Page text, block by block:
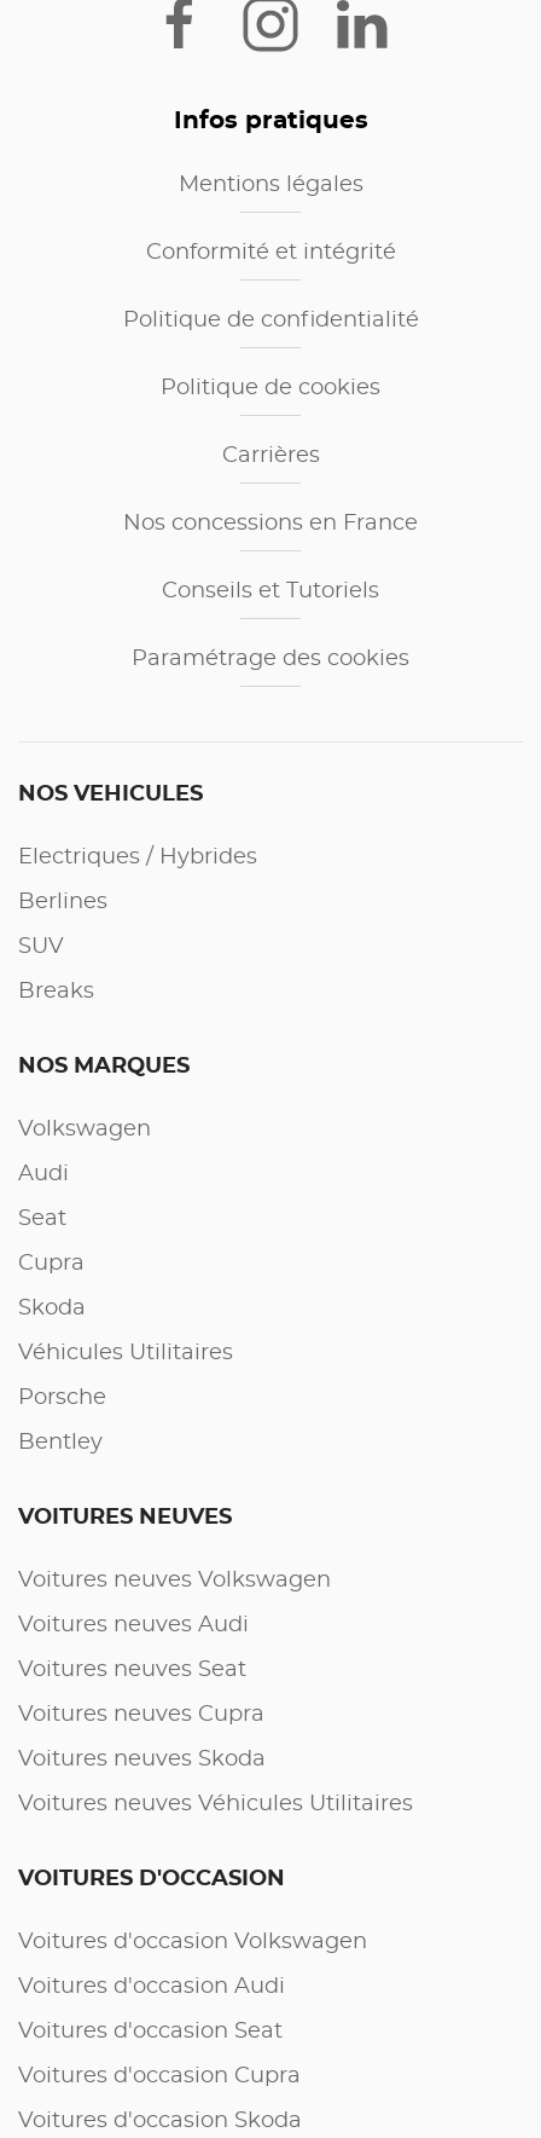
Infos pratiques
Mentions légales
Conformité et intégrité
Politique de confidentialité
Politique de cookies
Carrières
Nos concessions en France
Conseils et Tutoriels
Paramétrage des cookies
NOS VEHICULES
Electriques / Hybrides
Berlines
SUV
Breaks
NOS MARQUES
Volkswagen
Audi
Seat
Cupra
Skoda
Véhicules Utilitaires
Porsche
Bentley
VOITURES NEUVES
Voitures neuves Volkswagen
Voitures neuves Audi
Voitures neuves Seat
Voitures neuves Cupra
Voitures neuves Skoda
Voitures neuves Véhicules Utilitaires
VOITURES D'OCCASION
Voitures d'occasion Volkswagen
Voitures d'occasion Audi
Voitures d'occasion Seat
Voitures d'occasion Cupra
Voitures d'occasion Skoda